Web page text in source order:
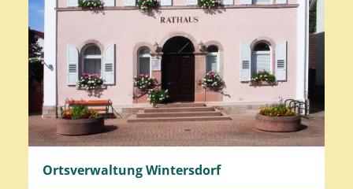
Ortsverwaltung Wintersdorf